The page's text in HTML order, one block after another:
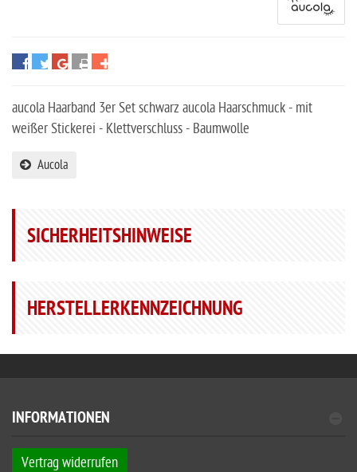
aucola Haarband 3er Set schwarz aucola Haarschmuck - mit
weißer Stickerei - Klettverschluss - Baumwolle
Aucola
SICHERHEITSHINWEISE
HERSTELLERKENNZEICHNUNG
INFORMATIONEN
Vertrag widerrufen